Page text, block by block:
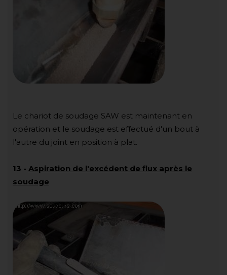
Le chariot de soudage SAW est maintenant en
opération et le soudage est effectué d'un bout à
l'autre du joint en position à plat.
13 - Aspiration de l'excédent de flux après le
soudage